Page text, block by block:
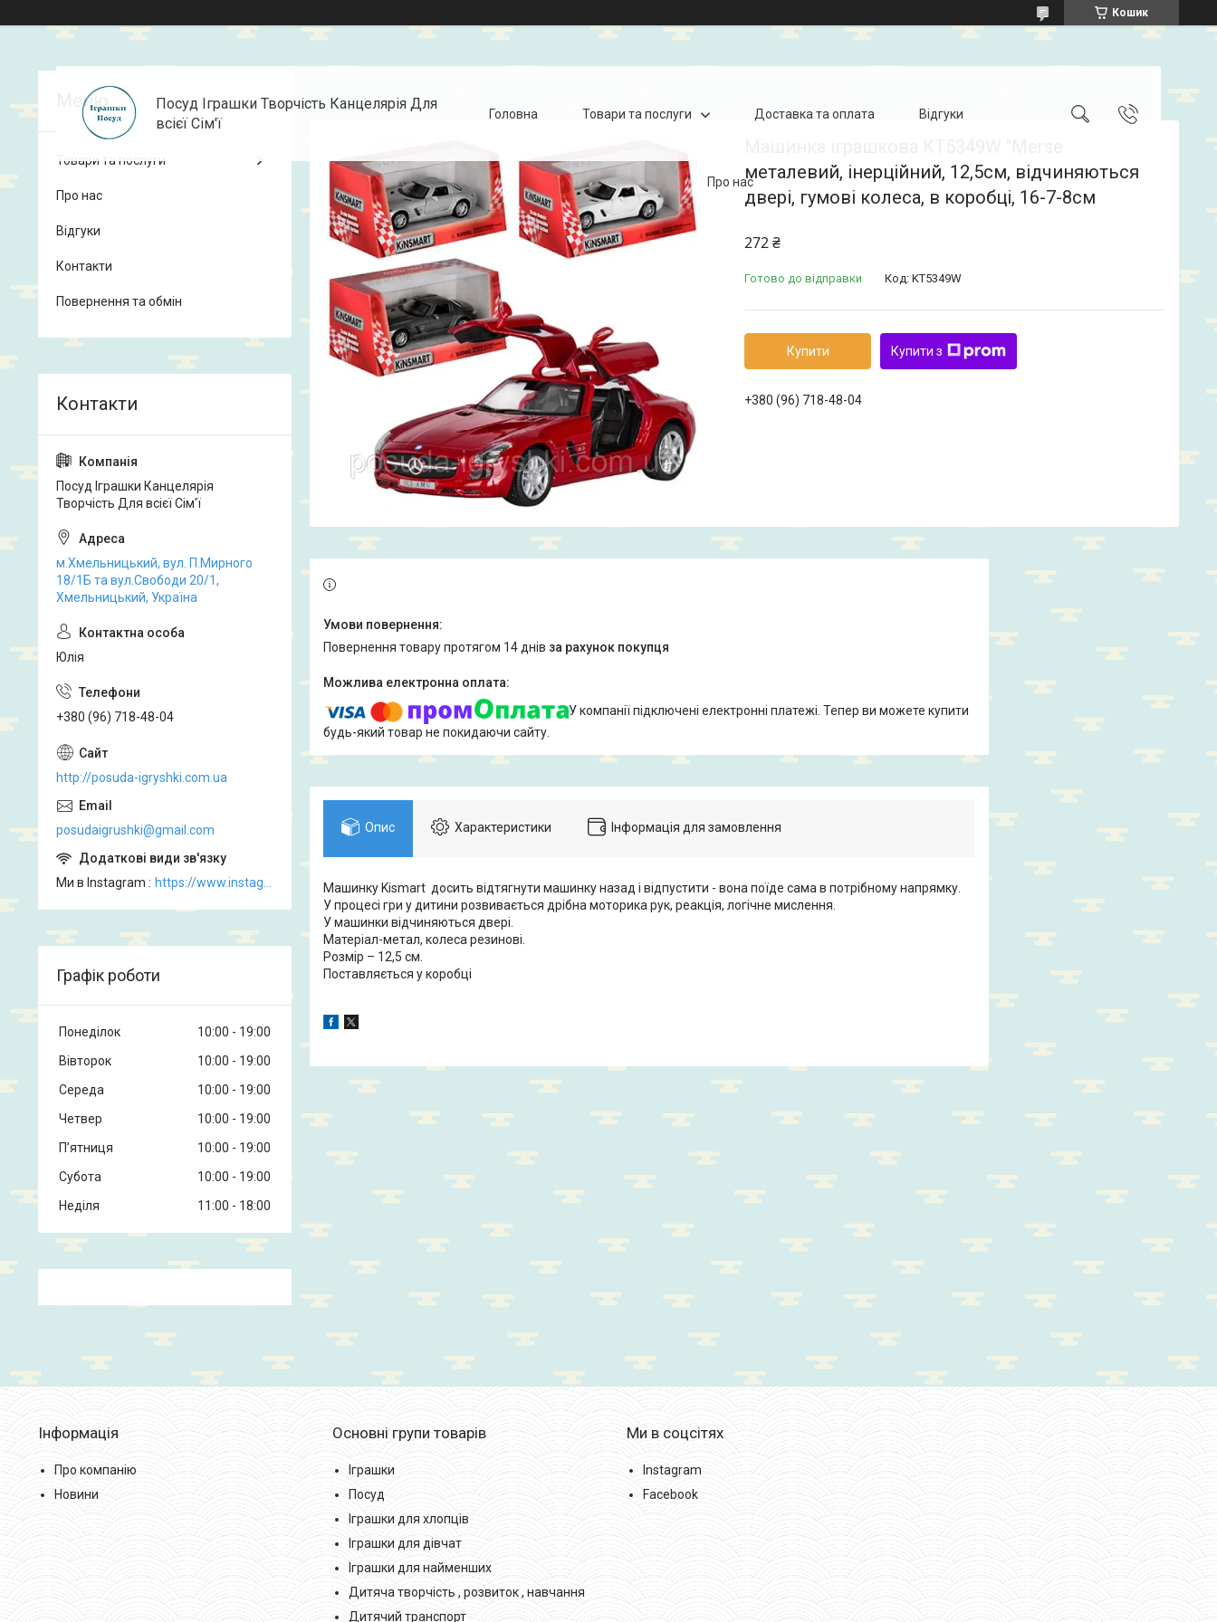
Кошик
Посуд Іграшки Творчість Канцелярія Для
всієї Сім'ї
Головна Товари та послуги Доставка та оплата Відгуки
Про насметалевий, інерційний, 12,5см, відчиняються
двері, гумові колеса, в коробці, 16-7-8см
272 ₴
Готово до відправки Код: KT5349W
Купити Купити з
+380 (96) 718-48-04
повернення товару протягом 14 днів за рахунок покупця
У компанії підключені електронні платежі. Тепер ви можете купити
будь-який товар не покидаючи сайту.
Опис Характеристики Інформація для замовлення
Машинку Kismart досить відтягнути машинку назад і відпустити - вона поїде сама в потрібному напрямку.
У процесі гри у дитини розвивається дрібна моторика рук, реакція, логічне мислення.
У машинки відчиняються двері.
Матеріал-метал, колеса резинові.
Розмір – 12,5 см.
Поставляється у коробці
Товари та послуги
Про нас
Відгуки
Контакти
Повернення та обмін
Посуд Іграшки Канцелярія
Творчість Для всієї Сім'ї
м.Хмельницький, вул. П.Мирного
18/1Б та вул.Свободи 20/1,
Хмельницький, Україна
Юлія
+380 (96) 718-48-04
http://posuda-igryshki.com.ua
posudaigrushki@gmail.com
Ми в Instagram
Графік роботи
Понеділок 10:00
19:00
Вівторок
10:00
19:00
Середа
10:00
19:00
Четвер
10:00
19:00
Пʼятниця
10:00
19:00
Субота
10:00
19:00
Неділя
11:00 18:00
Інформація
Про компанію
Новини
Основні групи товарів
Іграшки
Посуд
Іграшки для хлопців
Іграшки для дівчат
Іграшки для найменших
Дитяча творчість , розвиток , навчання
Дитячий транспорт
Ми в соцсітях
Instagram
Facebook